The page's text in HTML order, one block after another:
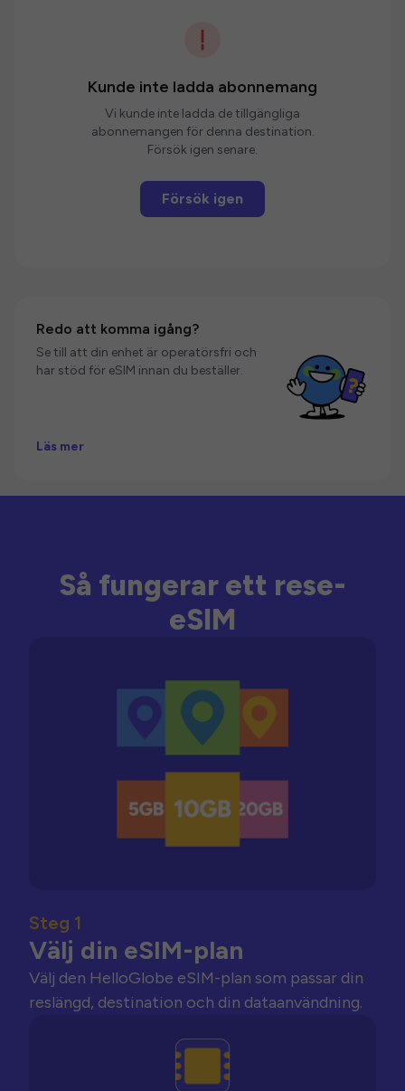
Kunde inte ladda abonnemang
Vi kunde inte ladda de tillgängliga
abonnemangen för denna destination.
Försök igen senare.
Försök igen
Redo att komma igång?
Se till att din enhet är operatörsfri och
har stöd för eSIM innan du beställer.
Läs mer
Så fungerar ett rese-
eSIM
Steg 1
Välj din eSIM-plan
Välj den HelloGlobe eSIM-plan som passar din
reslängd, destination och din dataanvändning.